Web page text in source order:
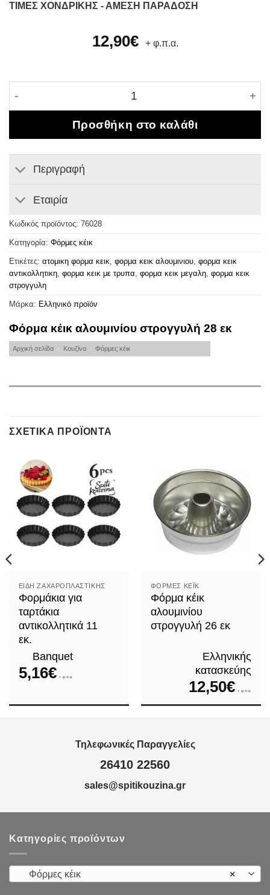
ΤΙΜΕΣ ΧΟΝΔΡΙΚΗΣ - ΑΜΕΣΗ ΠΑΡΑΔΟΣΗ
12,90€ + φ.π.α.
Φόρμα κέικ αλουμινίου στρογγυλή 28 εκ ποσότητα
Προσθήκη στο καλάθι
Περιγραφή
Εταιρία
Κωδικός προϊόντος: 76028
Κατηγορία: Φόρμες κέικ
Ετικέτες: ατομικη φορμα κεικ, φορμα κεικ αλουμινιου, φορμα κεικ
αντικολλητικη, φορμα κεικ με τρυπα, φορμα κεικ μεγαλη, φορμα κεικ
στρογγυλη
Μάρκα: Ελληνικό προϊόν
Φόρμα κέικ αλουμινίου στρογγυλή 28 εκ
Αρχική σελίδα Κουζίνα Φόρμες κέικ
ΣΧΕΤΙΚΆ ΠΡΟΪΌΝΤΑ
ΕΊΔΗ ΖΑΧΑΡΟΠΛΑΣΤΙΚΉΣ
Φορμάκια για
ταρτάκια
αντικολλητικά 11
εκ.
Banquet
5,16€ + φ.π.α.
ΦΌΡΜΕΣ ΚΈΙΚ
Φόρμα κέικ
αλουμινίου
στρογγυλή 26 εκ
Ελληνικής
κατασκεύης
12,50€ + φ.π.α.
Τηλεφωνικές Παραγγελίες
26410 22560
sales@spitikouzina.gr
Κατηγορίες προϊόντων
×
Φόρμες κέικ